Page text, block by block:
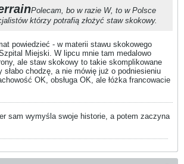
Polecam, bo w razie W, to w Polsce
którzy potrafią złożyć staw skokowy.
powiedzieć - w materii stawu skokowego
Miejski. W lipcu mnie tam medalowo
ale staw skokowy to takie skomplikowane
słabo chodzę, a nie mówię już o podniesieniu
OK, obsługa OK, ale łóżka francowacie
sam wymyśla swoje historie, a potem zaczyna